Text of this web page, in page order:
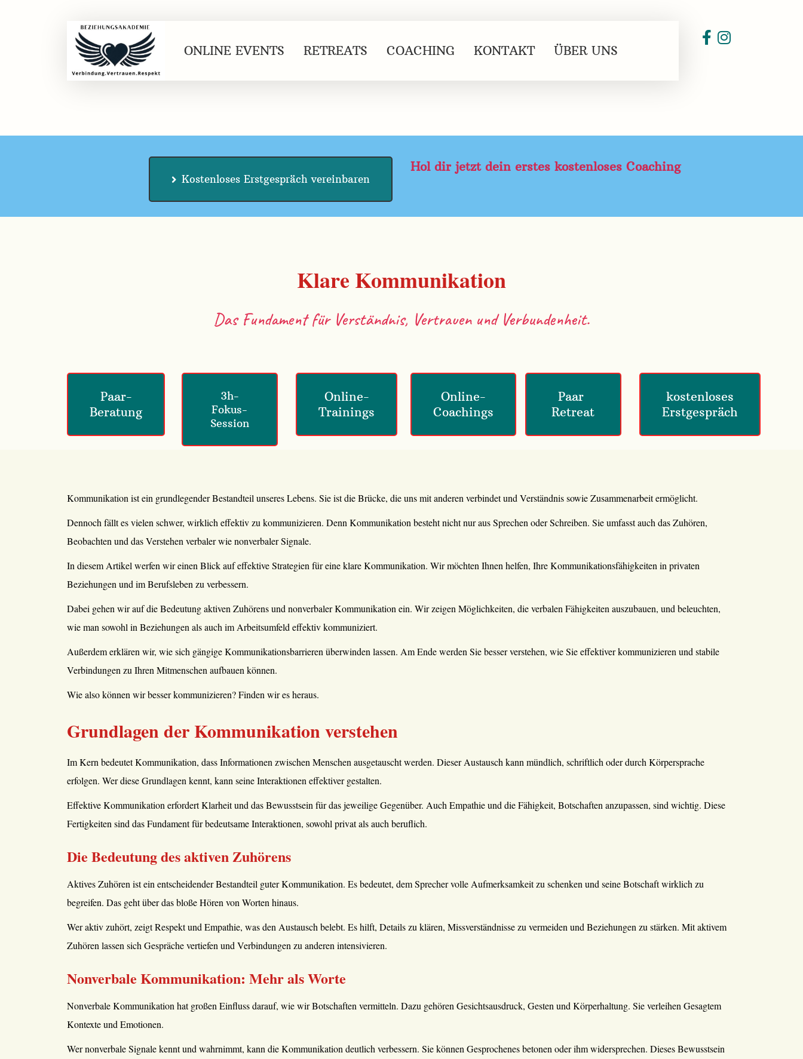
ONLINE EVENTS RETREATS COACHING KONTAKT ÜBER UNS
Kostenloses Erstgespräch vereinbaren Hol dir jetzt dein erstes kostenloses Coaching
Klare Kommunikation
Das Fundament für Verständnis, Vertrauen und Verbundenheit.
Paar-
Beratung
3h-
Fokus-
Session
Online-
Trainings
Online-
Coachings
Paar
Retreat
kostenloses
Erstgespräch
Kommunikation ist ein grundlegender Bestandteil unseres Lebens. Sie ist die Brücke, die uns mit anderen verbindet und Verständnis sowie Zusammenarbeit ermöglicht.
Dennoch fällt es vielen schwer, wirklich effektiv zu kommunizieren. Denn Kommunikation besteht nicht nur aus Sprechen oder Schreiben. Sie umfasst auch das Zuhören,
Beobachten und das Verstehen verbaler wie nonverbaler Signale.
In diesem Artikel werfen wir einen Blick auf effektive Strategien für eine klare Kommunikation. Wir möchten Ihnen helfen, Ihre Kommunikationsfähigkeiten in privaten
Beziehungen und im Berufsleben zu verbessern.
Dabei gehen wir auf die Bedeutung aktiven Zuhörens und nonverbaler Kommunikation ein. Wir zeigen Möglichkeiten, die verbalen Fähigkeiten auszubauen, und beleuchten,
wie man sowohl in Beziehungen als auch im Arbeitsumfeld effektiv kommuniziert.
Außerdem erklären wir, wie sich gängige Kommunikationsbarrieren überwinden lassen. Am Ende werden Sie besser verstehen, wie Sie effektiver kommunizieren und stabile
Verbindungen zu Ihren Mitmenschen aufbauen können.
Wie also können wir besser kommunizieren? Finden wir es heraus.
Grundlagen der Kommunikation verstehen
Im Kern bedeutet Kommunikation, dass Informationen zwischen Menschen ausgetauscht werden. Dieser Austausch kann mündlich, schriftlich oder durch Körpersprache
erfolgen. Wer diese Grundlagen kennt, kann seine Interaktionen effektiver gestalten.
Effektive Kommunikation erfordert Klarheit und das Bewusstsein für das jeweilige Gegenüber. Auch Empathie und die Fähigkeit, Botschaften anzupassen, sind wichtig. Diese
Fertigkeiten sind das Fundament für bedeutsame Interaktionen, sowohl privat als auch beruflich.
Die Bedeutung des aktiven Zuhörens
Aktives Zuhören ist ein entscheidender Bestandteil guter Kommunikation. Es bedeutet, dem Sprecher volle Aufmerksamkeit zu schenken und seine Botschaft wirklich zu
begreifen. Das geht über das bloße Hören von Worten hinaus.
Wer aktiv zuhört, zeigt Respekt und Empathie, was den Austausch belebt. Es hilft, Details zu klären, Missverständnisse zu vermeiden und Beziehungen zu stärken. Mit aktivem
Zuhören lassen sich Gespräche vertiefen und Verbindungen zu anderen intensivieren.
Nonverbale Kommunikation: Mehr als Worte
Nonverbale Kommunikation hat großen Einfluss darauf, wie wir Botschaften vermitteln. Dazu gehören Gesichtsausdruck, Gesten und Körperhaltung. Sie verleihen Gesagtem
Kontexte und Emotionen.
Wer nonverbale Signale kennt und wahrnimmt, kann die Kommunikation deutlich verbessern. Sie können Gesprochenes betonen oder ihm widersprechen. Dieses Bewusstsein